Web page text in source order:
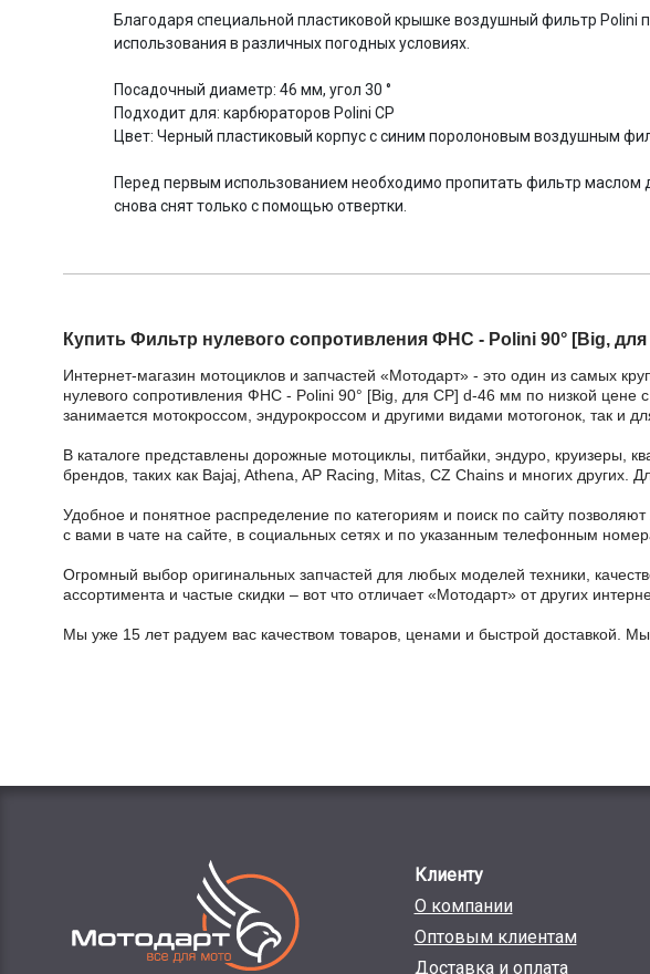
Благодаря специальной пластиковой крышке воздушный фильтр Polini
использования в различных погодных условиях.
Посадочный диаметр: 46 мм, угол 30 °
Подходит для: карбюраторов Polini CP
Цвет: Черный пластиковый корпус с синим поролоновым воздушным
Перед первым использованием необходимо пропитать фильтр
снова снят только с помощью отвертки.
Купить Фильтр нулевого сопротивления ФНС - Polini 90° [Big,
Интернет-магазин мотоциклов и запчастей «Мотодарт» - это один из самых
нулевого сопротивления ФНС - Polini 90° [Big, для CP] d-46 мм по низкой цене
занимается мотокроссом, эндурокроссом и другими видами мотогонок, так и
В каталоге представлены дорожные мотоциклы, питбайки, эндуро, круизеры,
брендов, таких как Bajaj, Athena, AP Racing, Mitas, CZ Chains и многих других.
Удобное и понятное распределение по категориям и поиск по сайту
с вами в чате на сайте, в социальных сетях и по указанным телефонным
Огромный выбор оригинальных запчастей для любых моделей техники,
ассортимента и частые скидки – вот что отличает «Мотодарт» от других
Мы уже 15 лет радуем вас качеством товаров, ценами и быстрой доставкой.
Клиенту
О компании
Оптовым клиентам
Доставка и оплата